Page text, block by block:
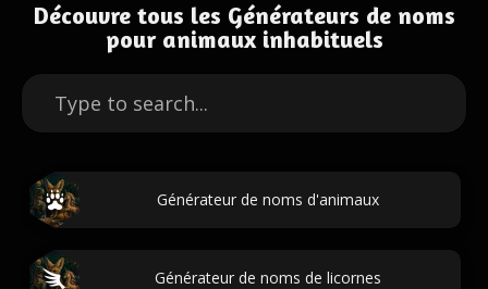
Découvre tous les Générateurs de noms
pour animaux inhabituels
Générateur de noms d'animaux
Générateur de noms de licornes